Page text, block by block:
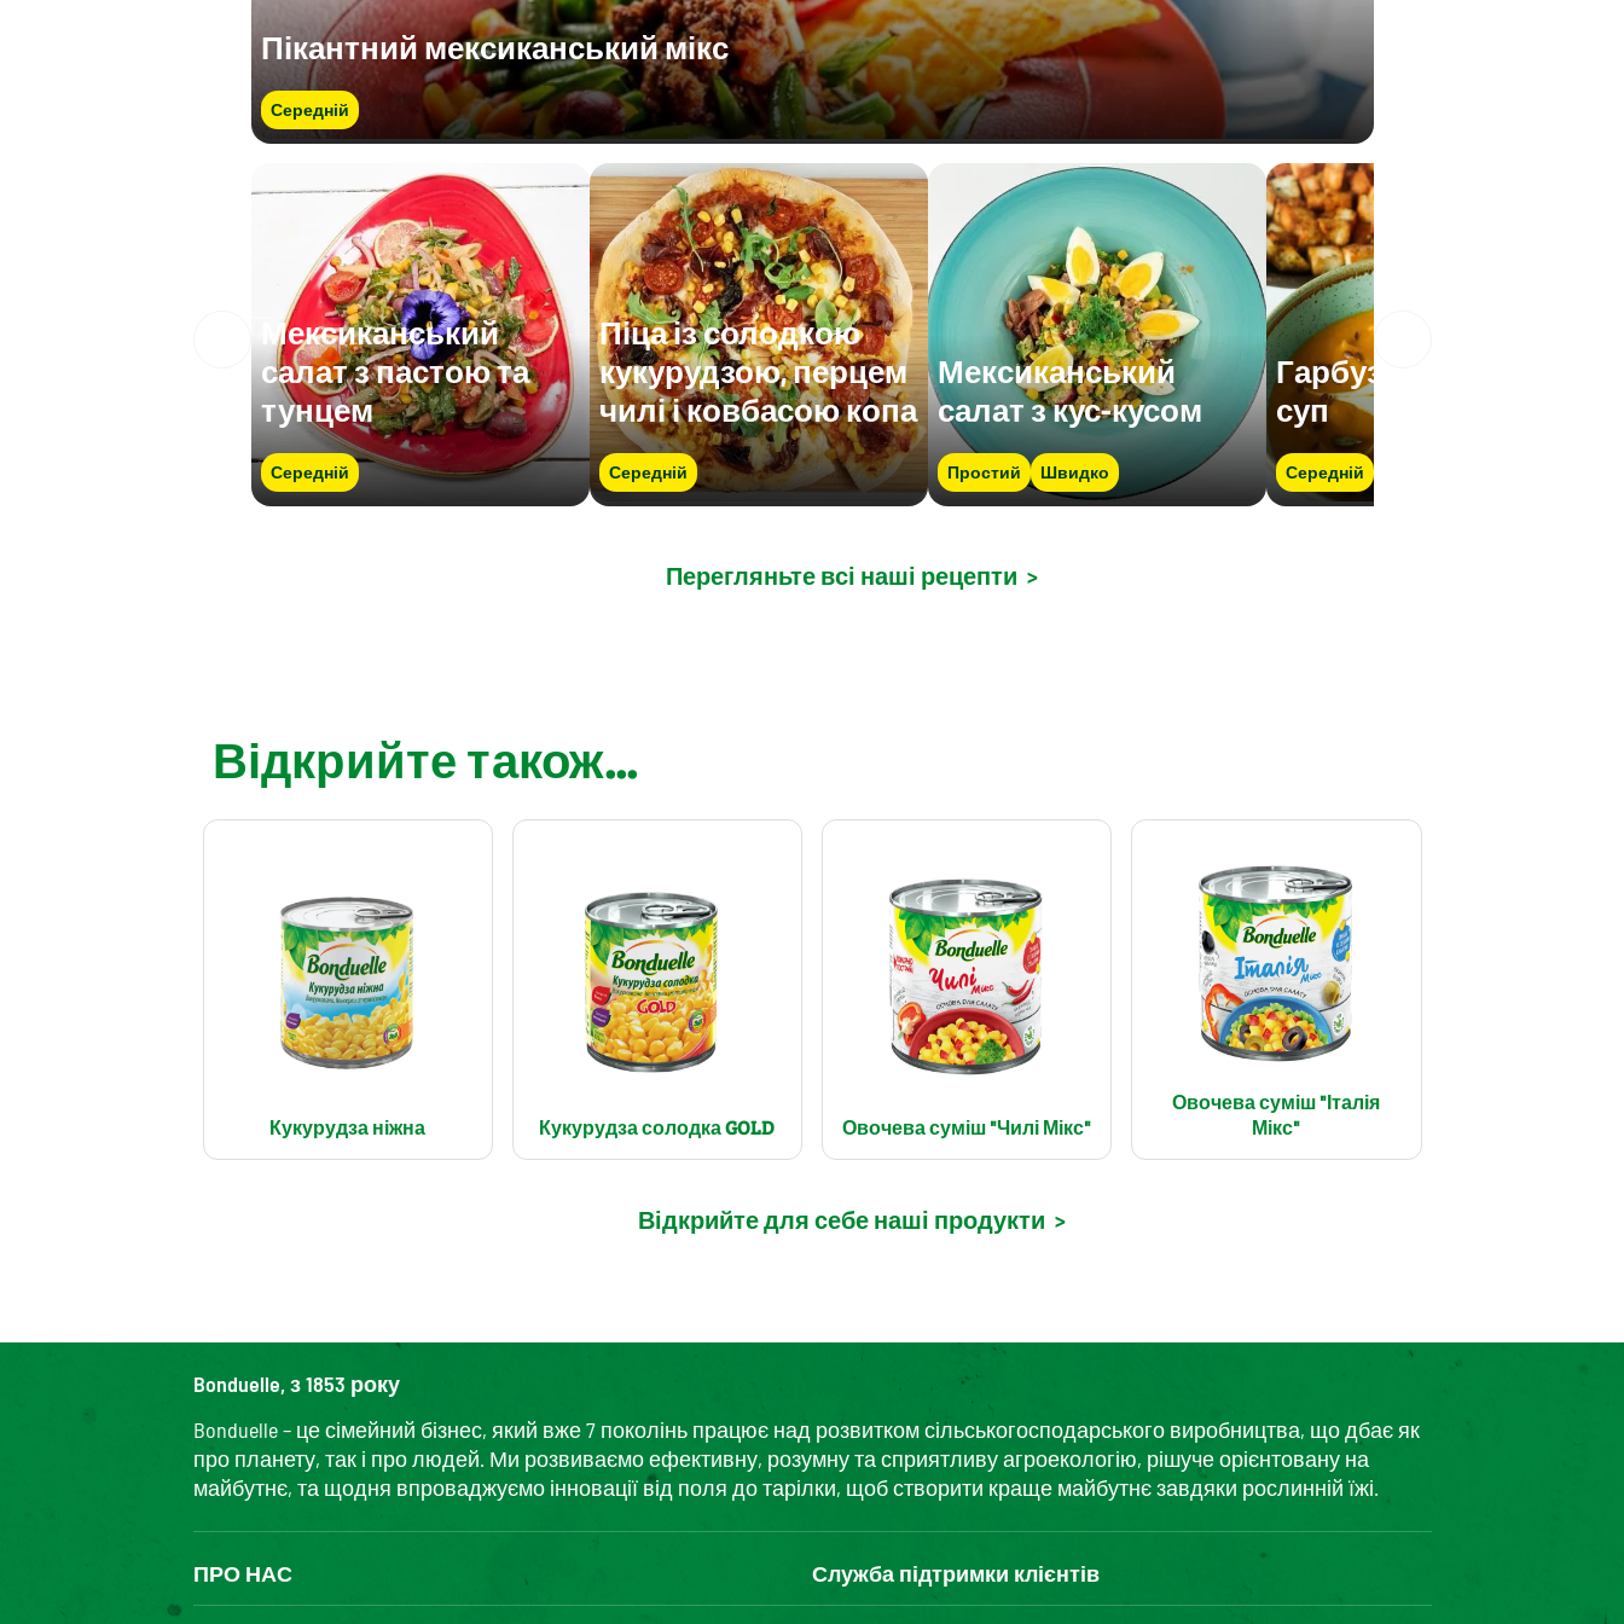
Пікантний мексиканський мікс
Середній
Мексиканський
салат з пастою та
тунцем
Середній
Піца із солодкою
кукурудзою, перцем
чилі і ковбасою копа
Середній
Мексиканський
салат з кус-кусом
Простий Швидко
Гарбузовий крем-
суп
Середній
Перегляньте всі наші рецепти >
Відкрийте також...
Кукурудза ніжна Кукурудза солодка GOLD Овочева суміш "Чилі Мікс"
Овочева суміш "Італія
Мікс"
Відкрийте для себе наші продукти >
Bonduelle, з 1853 року
Bonduelle – це сімейний бізнес, який вже 7 поколінь працює над розвитком сільськогосподарського виробництва, що дбає як
про планету, так і про людей. Ми розвиваємо ефективну, розумну та сприятливу агроекологію, рішуче орієнтовану на
майбутнє, та щодня впроваджуємо інновації від поля до тарілки, щоб створити краще майбутнє завдяки рослинній їжі.
ПРО НАС
Служба підтримки клієнтів